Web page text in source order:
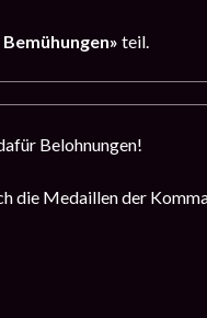
teil.
Belohnungen!
die Medaillen der